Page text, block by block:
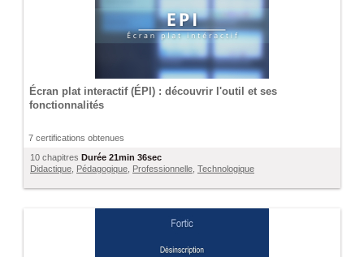
Écran plat interactif (ÉPI) : découvrir l'outil et ses
fonctionnalités
7 certifications obtenues
10 chapitres Durée 21min 36sec
Didactique Pédagogique Professionnelle Technologique